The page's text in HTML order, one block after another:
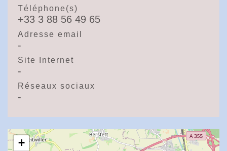
Téléphone(s)
+33 3 88 56 49 65
Adresse email
-
Site Internet
-
Réseaux sociaux
-
+